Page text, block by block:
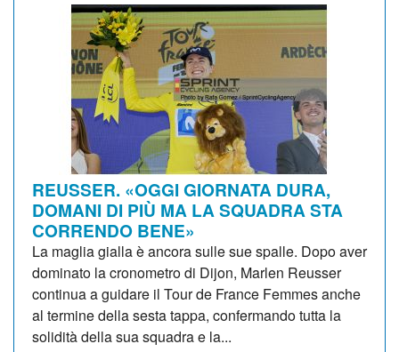
REUSSER. «OGGI GIORNATA DURA,
DOMANI DI PIÙ MA LA SQUADRA STA
CORRENDO BENE»
La maglia gialla è ancora sulle sue spalle. Dopo aver
dominato la cronometro di Dijon, Marlen Reusser
continua a guidare il Tour de France Femmes anche
al termine della sesta tappa, confermando tutta la
solidità della sua squadra e la...